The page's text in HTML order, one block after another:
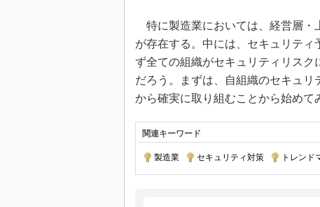
特に製造業においては、経営層・
が存在する。中には、セキュリテ
ず全ての組織がセキュリティリスク
だろう。まずは、自組織のセキュ
から確実に取り組むことから始めて
関連キーワード
製造業 セキュリティ対策 トレンド